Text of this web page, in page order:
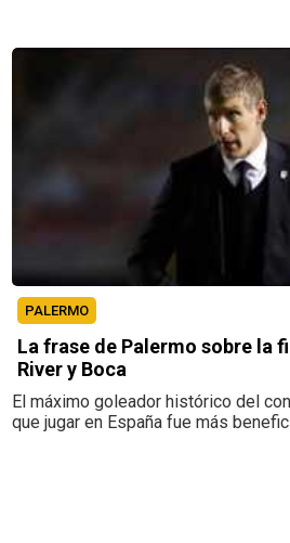
PALERMO
La frase de Palermo sobre la
River y Boca
El máximo goleador histórico del
que jugar en España fue más